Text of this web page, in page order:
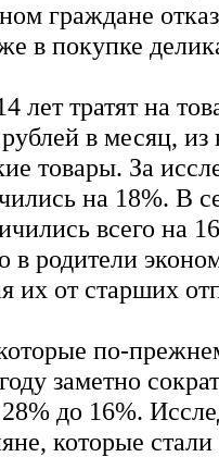
граждане
в покупке
лет тратят на
в месяц,
товары. За
на 18%. В
всего на
в родители
их от старших
по-
заметно
до 16%.
которые